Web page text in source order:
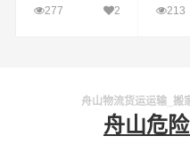
多少钱，几天
277 2
到合
213
舟山物流货运运输_搬
舟山危